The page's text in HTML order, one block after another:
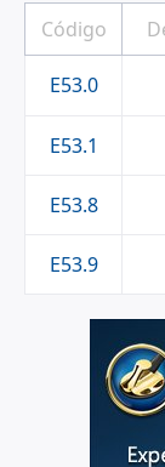
E53.0
E53.1
E53.8
E53.9